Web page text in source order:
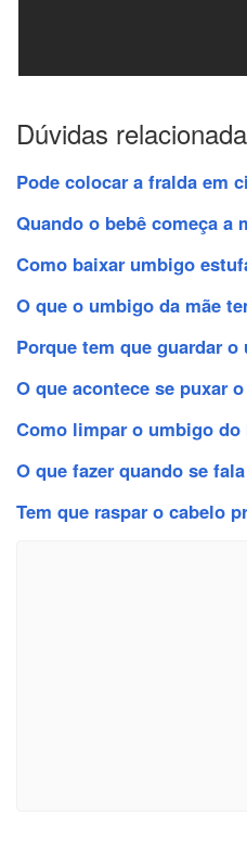
Dúvidas
Pode colocar a fralda em
Quando o bebê começa a
Como baixar umbigo
O que o umbigo da mãe
Porque tem que guardar
O que acontece se puxar
Como limpar o umbigo
O que fazer quando se
Tem que raspar o cabelo